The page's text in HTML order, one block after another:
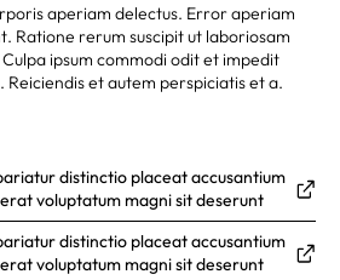
distinctio placeat accusantium
voluptatum magni sit deserunt
distinctio placeat accusantium
voluptatum magni sit deserunt
aperiam delectus. Error aperiam
Ratione rerum suscipit ut laboriosam
ipsum commodi odit et impedit
et autem perspiciatis et a.